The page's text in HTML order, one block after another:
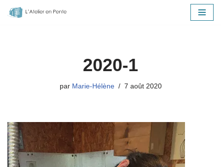
2020-1
par Marie-Hélène 7 août 2020